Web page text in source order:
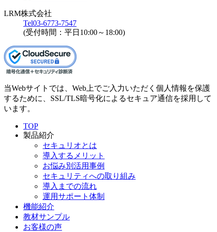
LRM株式会社
Tel03-6773-7547
(受付時間：平日10:00～18:00)
当Webサイトでは、Web上でご入力いただく個人情報を保護
するために、SSL/TLS暗号化によるセキュア通信を採用して
います。
TOP
製品紹介
セキュリオとは
導入するメリット
お悩み別活用事例
セキュリティへの取り組み
導入までの流れ
運用サポート体制
機能紹介
教材サンプル
お客様の声